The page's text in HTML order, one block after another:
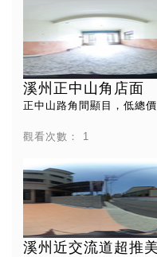
溪州正中山角店面
正中山路角間顯目，低總
觀看次數： 1
溪州近交流道超推